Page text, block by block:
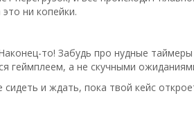
ни копейки.
то! Забудь про нудные таймеры
геймплеем, а не скучными
и ждать, пока твой кейс